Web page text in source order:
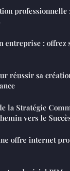
professionnelle
entreprise : offrez
réussir sa
la Stratégie
vers le
offre internet